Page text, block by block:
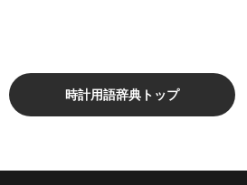
時計用語辞典トップ